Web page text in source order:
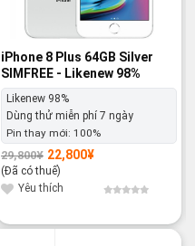
iPhone 8 Plus 64GB Silver
SIMFREE - Likenew 98%
Likenew 98%
Dùng thử miễn phí 7 ngày
Pin thay mới: 100%
29,800¥
Giá
gốc
là:
29,800¥.
22,800¥
Giá
hiện
tại
là:
22,800¥.
(Đã có thuế)
Yêu thích